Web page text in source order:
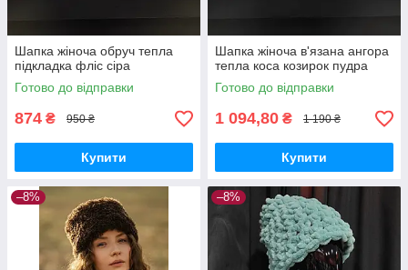
Шапка жіноча обруч тепла
підкладка фліс сіра
Готово до відправки
874 ₴ 950 ₴
Купити
Шапка жіноча в'язана ангора
тепла коса козирок пудра
Готово до відправки
1 094,80 ₴ 1 190 ₴
Купити
–8% –8%